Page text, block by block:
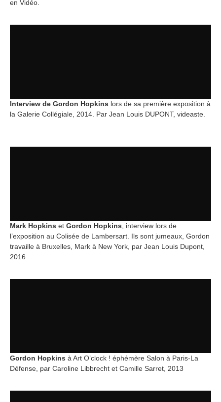
en Vidéo.
Interview de Gordon Hopkins lors de sa première exposition à
la Galerie Collégiale, 2014. Par Jean Louis DUPONT, videaste.
Mark Hopkins et Gordon Hopkins , interview lors de
l’exposition au Colisée de Lambersart. Ils sont jumeaux, Gordon
travaille à Bruxelles, Mark à New York, par Jean Louis Dupont,
2016
Gordon Hopkins à Art O’clock ! éphémère Salon à Paris-La
Défense, par Caroline Libbrecht et Camille Sarret, 2013